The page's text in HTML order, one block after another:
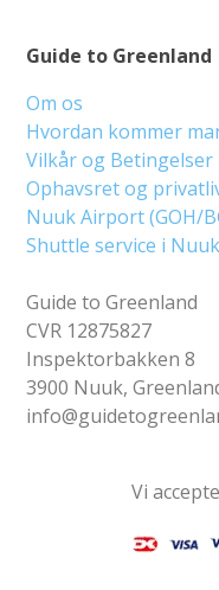
Guide to Greenland
Om os
Hvordan kommer
Vilkår og Betingelser
Ophavsret og
Nuuk Airport (GOH/
Shuttle service i Nuuk
Guide to Greenland
CVR 12875827
Inspektorbakken 8
3900 Nuuk,
Vi